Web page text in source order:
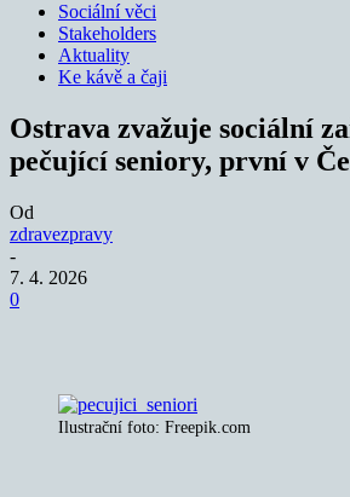
Sociální věci
Stakeholders
Aktuality
Ke kávě a čaji
Ostrava zvažuje sociální
pečující seniory, první v
Od
zdravezpravy
-
7. 4. 2026
0
Ilustrační foto: Freepik.com